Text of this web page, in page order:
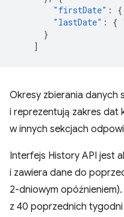
"firstDate" : {
"lastDate" : {
}
]
Okresy zbierania danych
i reprezentują zakres dat
w innych sekcjach
Interfejs History API jest
i zawiera dane do
2-dniowym
z 40 poprzednich